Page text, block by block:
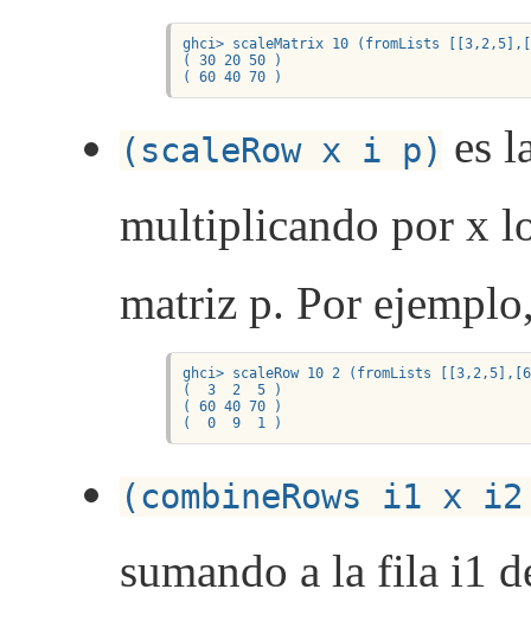
ghci> scaleMatrix 10 (fromLists
( 30 20 50 )
( 60 40 70 )
(scaleRow x i p) es
multiplicando por x
matriz p. Por
ghci> scaleRow 10 2 (fromLists
(  3  2  5 )
( 60 40 70 )
(  0  9  1 )
(combineRows i1 x
sumando a la fila i1